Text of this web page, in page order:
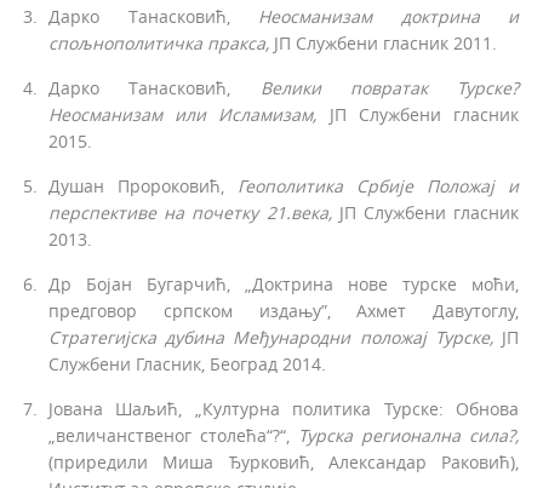
Дарко Танасковић, Неосманизам
доктрина и
спољнополитичка пракса, ЈП Службени гласник 2011.
Дарко Танасковић, Велики повратак Турске?
Неосманизам или Исламизам, ЈП Службени гласник
2015.
Душан Пророковић, Геополитика Србије Положај и
перспективе на почетку 21.века,ЈП Службени гласник
2013.
Др Бојан Бугарчић, „Доктрина нове турске моћи,
предговор српском издању”, Ахмет Давутоглу,
Стратегијскадубина Међународни положај Турске, ЈП
Службени Гласник, Београд 2014.
Јована Шаљић, „Културна политика Турске: Обнова
„величанственог столећа“?“, Турска регионална сила?,
(приредили Миша Ђурковић, Алексан­дар Раковић),